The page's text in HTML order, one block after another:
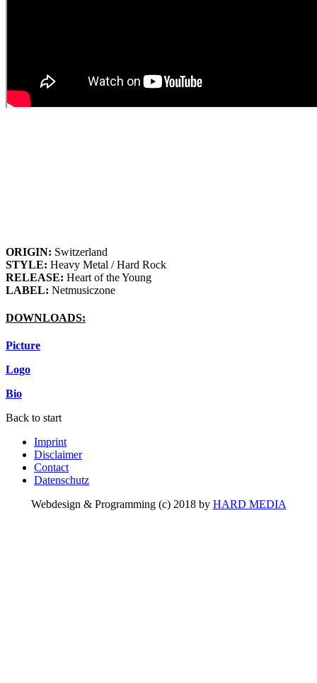
ORIGIN: Switzerland
STYLE: Heavy Metal / Hard Rock
RELEASE: Heart of the Young
LABEL: Netmusiczone
DOWNLOADS:
Picture
Logo
Bio
Back to start
Imprint
Disclaimer
Contact
Datenschutz
Webdesign & Programming (c) 2018 by HARD MEDIA